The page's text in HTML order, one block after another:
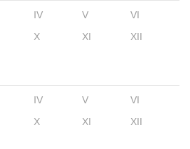
IV V
VI
X XI XII
IV V
VI
X XI XII